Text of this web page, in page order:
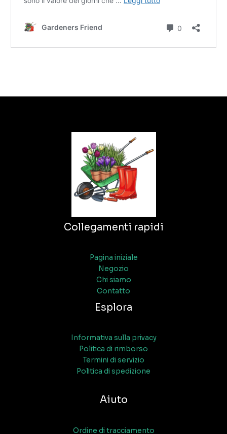
Collegamenti rapidi
Pagina iniziale
Negozio
Chi siamo
Contatto
Esplora
Informativa sulla privacy
Politica di rimborso
Termini di servizio
Politica di spedizione
Aiuto
Ordine di tracciamento